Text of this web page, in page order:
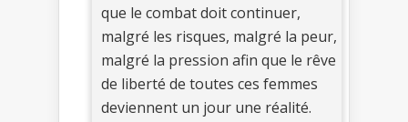
que le combat doit continuer,
malgré les risques, malgré la peur,
malgré la pression afin que le rêve
de liberté de toutes ces femmes
deviennent un jour une réalité.